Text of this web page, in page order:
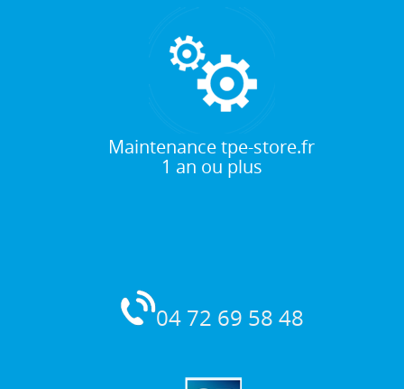
Maintenance tpe-store.fr
1 an ou plus
04 72 69 58 48